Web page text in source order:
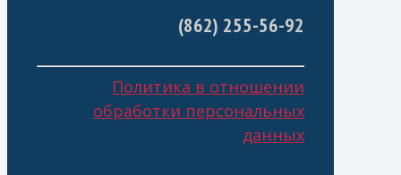
(862) 255-56-92
Политика в отношении
обработки персональных
данных